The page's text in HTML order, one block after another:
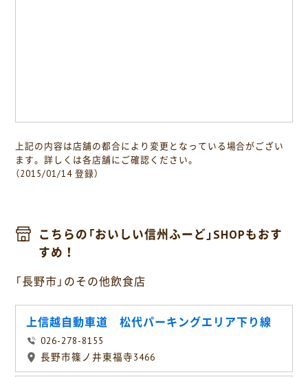
上記の内容は店舗の都合により変更となっている場合がござい
ます。詳しくは各店舗にご確認ください。
（2015/01/14 登録）
こちらの「おいしい信州ふーど」SHOPもおす
すめ！
「長野市」のその他飲食店
上信越自動車道 松代パーキングエリア下り線
026-278-8155
長野市篠ノ井東福寺3466